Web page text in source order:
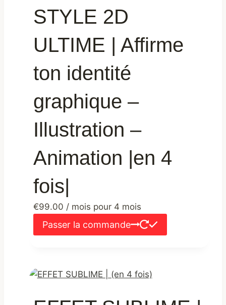
STYLE 2D
ULTIME | Affirme
ton identité
graphique –
Illustration –
Animation |en 4
fois|
€99.00 / mois pour 4 mois
Passer la commande